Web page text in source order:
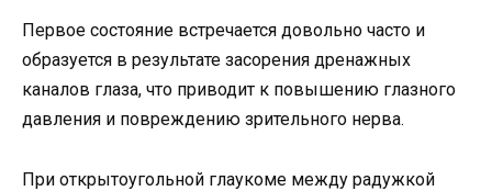
Первое состояние встречается довольно часто и
образуется в результате засорения дренажных
каналов глаза, что приводит к повышению глазного
давления и повреждению зрительного нерва.
При открытоугольной глаукоме между радужкой